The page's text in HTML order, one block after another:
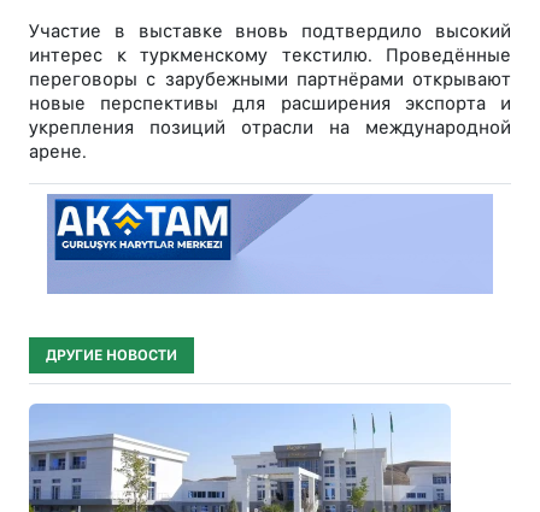
Участие в выставке вновь подтвердило высокий
интерес к туркменскому текстилю. Проведённые
переговоры с зарубежными партнёрами открывают
новые перспективы для расширения экспорта и
укрепления позиций отрасли на международной
арене.
ДРУГИЕ НОВОСТИ